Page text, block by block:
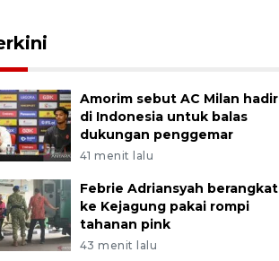
Amorim sebut AC Milan hadir
di Indonesia untuk balas
dukungan penggemar
41 menit lalu
Febrie Adriansyah berangkat
ke Kejagung pakai rompi
tahanan pink
43 menit lalu